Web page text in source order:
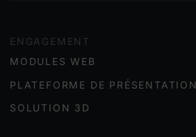
ENGAGEMENT
MODULES WEB
PLATEFORME DE PRÉSENTATION
SOLUTION 3D